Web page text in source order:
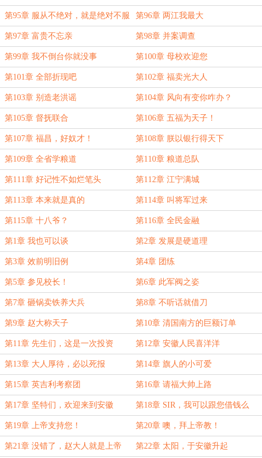
第95章 服从不绝对，就是绝对不服
从
第96章 两江我最大
第97章 富贵不忘亲 第98章 并案调查
第99章 我不倒台你就没事 第100章 母校欢迎您
第101章 全部折现吧 第102章 福卖光大人
第103章 别造老洪谣 第104章 风向有变你咋办？
第105章 督抚联合 第106章 五福为天子！
第107章 福昌，好奴才！ 第108章 朕以银行得天下
第109章 全省学粮道 第110章 粮道总队
第111章 好记性不如烂笔头 第112章 江宁满城
第113章 本来就是真的 第114章 叫将军过来
第115章 十八爷？ 第116章 全民金融
第1章 我也可以谈 第2章 发展是硬道理
第3章 效前明旧例 第4章 团练
第5章 参见校长！ 第6章 此军阀之姿
第7章 砸锅卖铁养大兵 第8章 不听话就借刀
第9章 赵大称天子 第10章 清国南方的巨额订单
第11章 先生们，这是一次投资 第12章 安徽人民喜洋洋
第13章 大人厚待，必以死报 第14章 旗人的小可爱
第15章 英吉利考察团 第16章 请福大帅上路
第17章 坚特们，欢迎来到安徽 第18章 SIR，我可以跟您借钱么
第19章 上帝支持您！ 第20章 噢，拜上帝教！
第21章 没错了，赵大人就是上帝 第22章 太阳，于安徽升起